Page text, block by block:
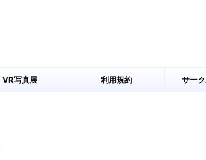
VR写真展 利用規約 サー